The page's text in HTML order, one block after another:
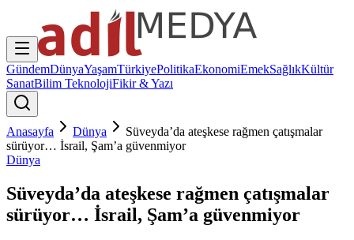
GündemDünyaYaşamTürkiyePolitikaEkonomiEmekSağlıkKültür
SanatBilim TeknolojiFikir & Yazı
Anasayfa Dünya
Süveyda’da ateşkese rağmen çatışmalar
sürüyor… İsrail, Şam’a güvenmiyor
Dünya
Süveyda’da ateşkese rağmen çatışmalar
sürüyor… İsrail, Şam’a güvenmiyor